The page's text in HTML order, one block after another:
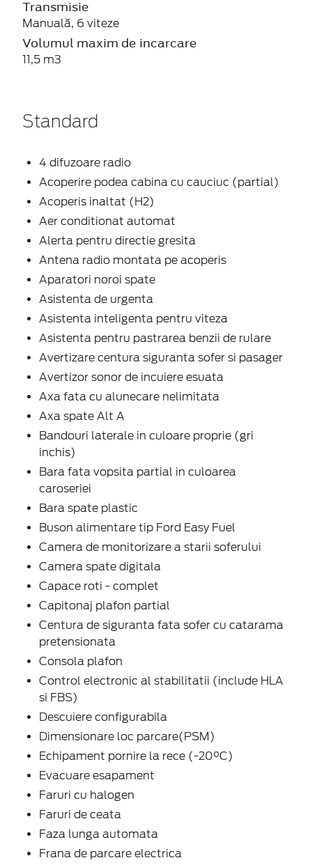
Transmisie
Manuală, 6 viteze
Volumul maxim de incarcare
11,5 m3
Standard
4 difuzoare radio
Acoperire podea cabina cu cauciuc (partial)
Acoperis inaltat (H2)
Aer conditionat automat
Alerta pentru directie gresita
Antena radio montata pe acoperis
Aparatori noroi spate
Asistenta de urgenta
Asistenta inteligenta pentru viteza
Asistenta pentru pastrarea benzii de rulare
Avertizare centura siguranta sofer si pasager
Avertizor sonor de incuiere esuata
Axa fata cu alunecare nelimitata
Axa spate Alt A
Bandouri laterale in culoare proprie (gri
inchis)
Bara fata vopsita partial in culoarea
caroseriei
Bara spate plastic
Buson alimentare tip Ford Easy Fuel
Camera de monitorizare a starii soferului
Camera spate digitala
Capace roti - complet
Capitonaj plafon partial
Centura de siguranta fata sofer cu catarama
pretensionata
Consola plafon
Control electronic al stabilitatii (include HLA
si FBS)
Descuiere configurabila
Dimensionare loc parcare(PSM)
Echipament pornire la rece (-20°C)
Evacuare esapament
Faruri cu halogen
Faruri de ceata
Faza lunga automata
Frana de parcare electrica